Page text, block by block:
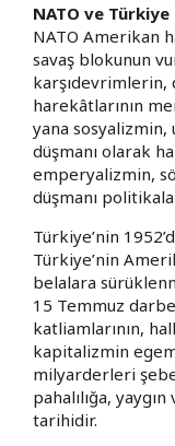
NATO ve Türkiye
NATO Amerikan
savaş blokunun
harekâtlarının
yana sosyalizmin,
düşmanı olarak
emperyalizmin,
düşmanı
Türkiye’nin
Türkiye’nin
belalara
15 Temmuz
katliamlarının,
kapitalizmin
milyarderleri
pahalılığa,
tarihidir.